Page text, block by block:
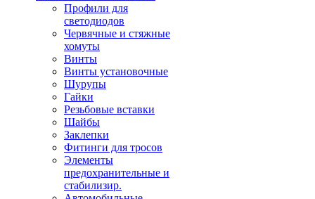
Профили для
светодиодов
Червячные и стяжные
хомуты
Винты
Винты установочные
Шурупы
Гайки
Резьбовые вставки
Шайбы
Заклепки
Фитинги для тросов
Элементы
предохранительные и
стабилизир.